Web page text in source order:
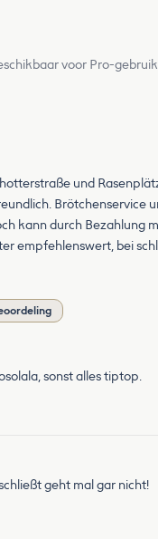
voor Pro-
und
kann durch
empfehlenswert, bei
sonst alles tiptop.
geht mal gar nicht!